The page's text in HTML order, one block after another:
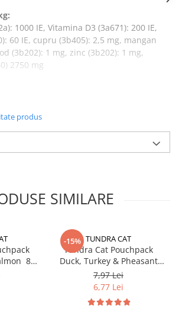
1000 IE, Vitamina D3 (3a671): 200 IE,
60 IE, cupru (3b405): 2,5 mg, mangan
(3b202): 1 mg, zinc (3b202): 1 mg,
2750 mg
ierburi : alte ingrediente : 90 : 5 : 5
produs
SIMILARE
85g
-15% TUNDRA CAT
Tundra Cat Pouchpack
Duck, Turkey & Pheasant
85g (rata, curcan & fazan)
Hrana Umeda Pisici
7,97 Lei
6,77 Lei